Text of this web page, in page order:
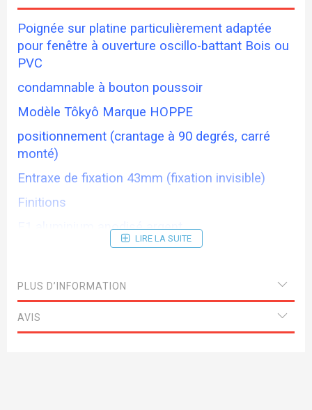
Poignée sur platine particulièrement adaptée
pour fenêtre à ouverture oscillo-battant Bois ou
PVC
condamnable à bouton poussoir
Modèle Tôkyô Marque HOPPE
positionnement (crantage à 90 degrés, carré
monté)
Entraxe de fixation 43mm (fixation invisible)
Finitions
F1 aluminium anodisé argent
F9 aluminium aspect inox
Livré avec carré de 7x35
LIRE LA SUITE
PLUS D’INFORMATION
AVIS